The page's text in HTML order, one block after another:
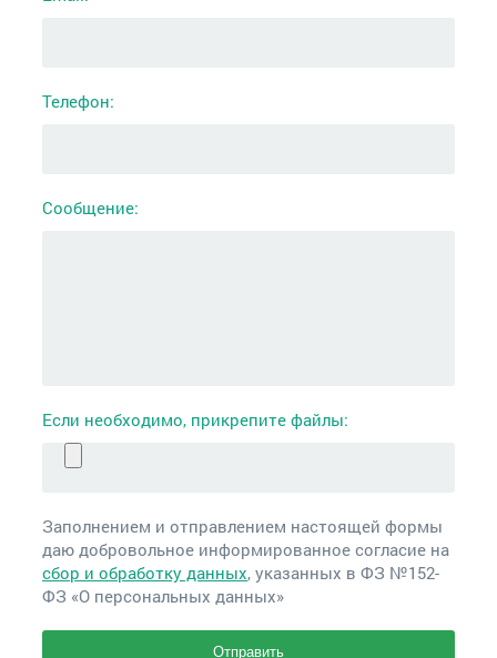
Телефон:
Сообщение:
Если необходимо, прикрепите файлы:
Заполнением и отправлением настоящей формы
даю добровольное информированное согласие на
сбор и обработку данных, указанных в ФЗ №152-
ФЗ «О персональных данных»